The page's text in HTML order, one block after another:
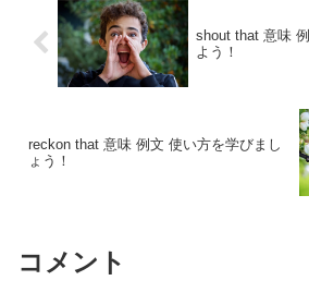
shout that 意味
よう！
reckon that 意味 例文 使い方を学びまし
ょう！
コメント